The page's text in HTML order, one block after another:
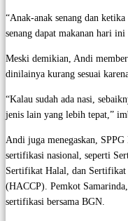
“Anak-anak senang dan
senang dapat makanan hari
Meski demikian, Andi
dinilainya kurang sesuai
“Kalau sudah ada nasi,
jenis lain yang lebih tepat,”
Andi juga menegaskan,
sertifikasi nasional, seperti
Sertifikat Halal, dan
(HACCP). Pemkot
sertifikasi bersama BGN.